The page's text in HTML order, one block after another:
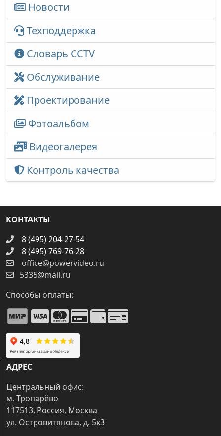
Новости
Техподдержка
Словарь CCTV
Обслуживание
Проектирование
Фотоальбом
Видеогалерея
Контроль качества
КОНТАКТЫ
8 (495) 204-27-54
8 (495) 769-76-28
office@powervideo.ru
5335@mail.ru
Способы оплаты:
АДРЕС
Центральный офис:
м. Тропарёво
117513, Россия, Москва
ул. Островитянова, д. 5к3